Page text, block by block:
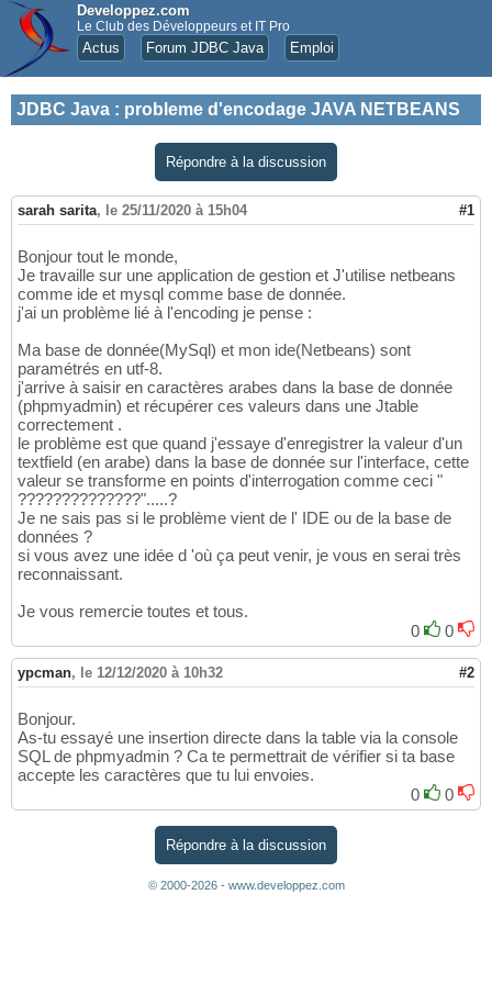
Developpez.com
Le Club des Développeurs et IT Pro
Actus Forum JDBC Java Emploi
JDBC Java : probleme d'encodage JAVA NETBEANS
Répondre à la discussion
sarah sarita, le 25/11/2020 à 15h04 #1
Bonjour tout le monde,
Je travaille sur une application de gestion et J'utilise netbeans
comme ide et mysql comme base de donnée.
j'ai un problème lié à l'encoding je pense :
Ma base de donnée(MySql) et mon ide(Netbeans) sont
paramétrés en utf-8.
j'arrive à saisir en caractères arabes dans la base de donnée
(phpmyadmin) et récupérer ces valeurs dans une Jtable
correctement .
le problème est que quand j'essaye d'enregistrer la valeur d'un
textfield (en arabe) dans la base de donnée sur l'interface, cette
valeur se transforme en points d'interrogation comme ceci "
??????????????".....?
Je ne sais pas si le problème vient de l' IDE ou de la base de
données ?
si vous avez une idée d 'où ça peut venir, je vous en serai très
reconnaissant.
Je vous remercie toutes et tous.
0
0
ypcman, le 12/12/2020 à 10h32 #2
Bonjour.
As-tu essayé une insertion directe dans la table via la console
SQL de phpmyadmin ? Ca te permettrait de vérifier si ta base
accepte les caractères que tu lui envoies.
0
0
Répondre à la discussion
© 2000-2026 - www.developpez.com